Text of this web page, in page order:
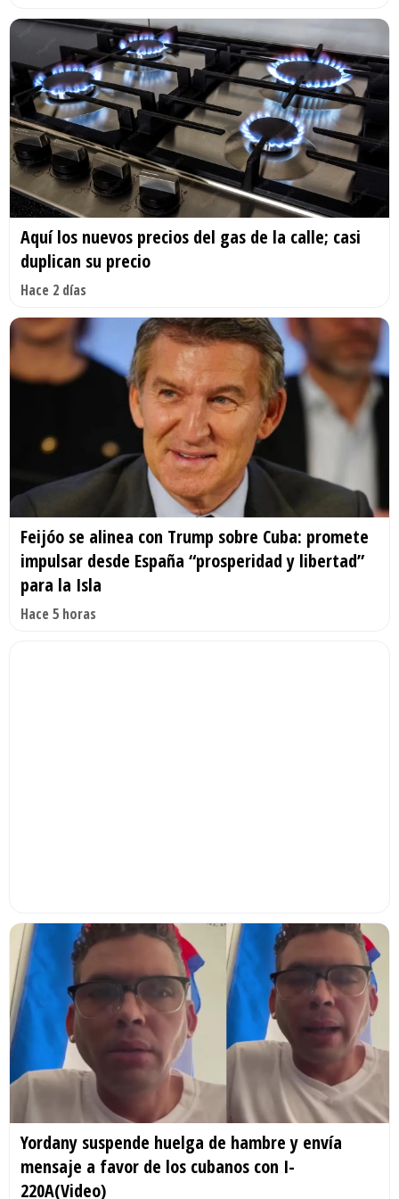
Aquí los nuevos precios del gas de la calle; casi
duplican su precio
Hace 2 días
Feijóo se alinea con Trump sobre Cuba: promete
impulsar desde España “prosperidad y libertad”
para la Isla
Hace 5 horas
Yordany suspende huelga de hambre y envía
mensaje a favor de los cubanos con I-
220A(Video)